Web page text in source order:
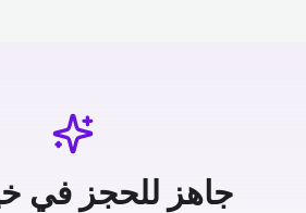
جاهز للحجز في